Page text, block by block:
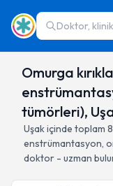
Doktor,
Omurga
tümörleri),
Uşakiçinde toplam 8
enstrümantasyon,
doktor - uzman